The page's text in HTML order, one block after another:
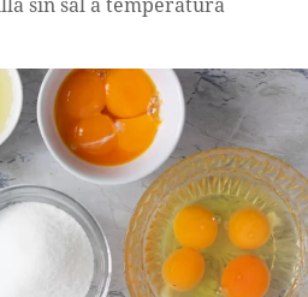
sin sal a temperatura